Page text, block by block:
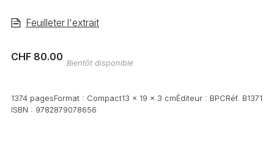
Feuilleter l'extrait
CHF 80.00
Bientôt disponible
1374 pagesFormat : Compact13 x 19 x 3 cmÉditeur : BPCRéf. B1371
ISBN : 9782879078656